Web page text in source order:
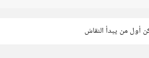
أول من يبدأ النقاش